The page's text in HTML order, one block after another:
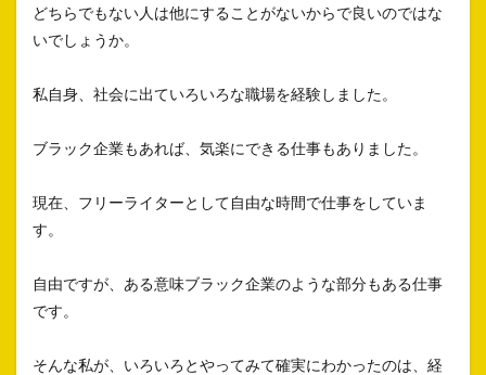
どちらでもない人は他にすることがないからで良いのではな
いでしょうか。
私自身、社会に出ていろいろな職場を経験しました。
ブラック企業もあれば、気楽にできる仕事もありました。
現在、フリーライターとして自由な時間で仕事をしていま
す。
自由ですが、ある意味ブラック企業のような部分もある仕事
です。
そんな私が、いろいろとやってみて確実にわかったのは、経